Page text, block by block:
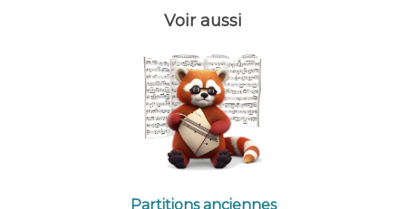
Voir aussi
Partitions anciennes